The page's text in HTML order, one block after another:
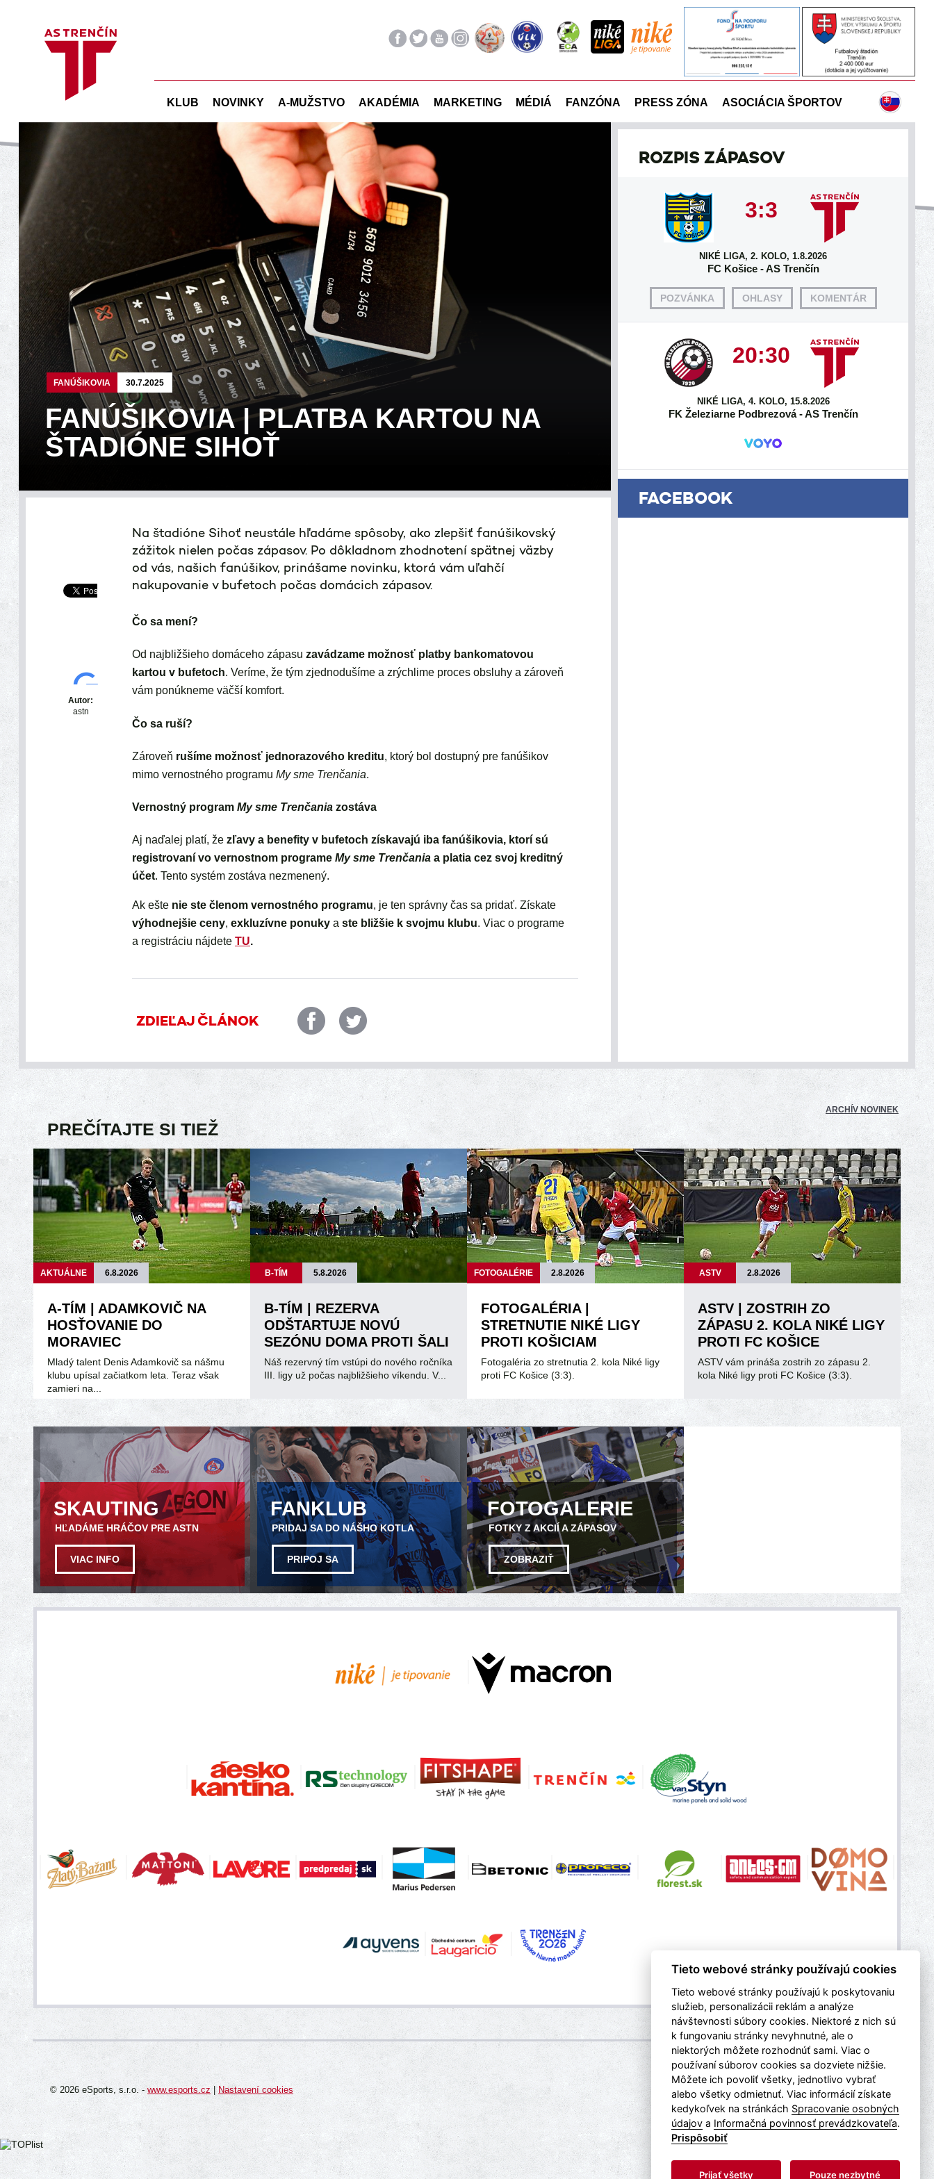
KLUB NOVINKY A-MUŽSTVO AKADÉMIA MARKETING MÉDIÁ FANZÓNA PRESS ZÓNA ASOCIÁCIA ŠPORTOV
FANÚŠIKOVIA 30.7.2025
FANÚŠIKOVIA | PLATBA KARTOU NA
ŠTADIÓNE SIHOŤ
Na štadióne Sihoť neustále hľadáme spôsoby, ako zlepšiť fanúšikovský
zážitok nielen počas zápasov. Po dôkladnom zhodnotení spätnej väzby
od vás, našich fanúšikov, prinášame novinku, ktorá vám uľahčí
nakupovanie v bufetoch počas domácich zápasov.
Čo sa mení?
Od najbližšieho domáceho zápasu zavádzame možnosť platby bankomatovou
kartou v bufetoch. Veríme, že tým zjednodušíme a zrýchlime proces obsluhy a zároveň
vám ponúkneme väčší komfort.
Čo sa ruší?
Zároveň rušíme možnosť jednorazového kreditu, ktorý bol dostupný pre fanúšikov
mimo vernostného programu My sme Trenčania.
Vernostný program My sme Trenčania zostáva
Aj naďalej platí, že zľavy a benefity v bufetoch získavajú iba fanúšikovia, ktorí sú
registrovaní vo vernostnom programe My sme Trenčania a platia cez svoj kreditný
účet. Tento systém zostáva nezmenený.
Ak ešte nie ste členom vernostného programu, je ten správny čas sa pridať. Získate
výhodnejšie ceny, exkluzívne ponuky a ste bližšie k svojmu klubu. Viac o programe
a registráciu nájdete TU.
ZDIEĽAJ ČLÁNOK
Autor:
astn
ROZPIS ZÁPASOV
3:3
NIKÉ LIGA, 2. KOLO, 1.8.2026
FC Košice - AS Trenčín
POZVÁNKA OHLASY KOMENTÁR
20:30
NIKÉ LIGA, 4. KOLO, 15.8.2026
FK Železiarne Podbrezová - AS Trenčín
FACEBOOK
PREČÍTAJTE SI TIEŽ
ARCHÍV NOVINEK
AKTUÁLNE 6.8.2026
A-TÍM | ADAMKOVIČ NA
HOSŤOVANIE DO
MORAVIEC
Mladý talent Denis Adamkovič sa nášmu
klubu upísal začiatkom leta. Teraz však
zamieri na...
B-TÍM 5.8.2026
B-TÍM | REZERVA
ODŠTARTUJE NOVÚ
SEZÓNU DOMA PROTI ŠALI
Náš rezervný tím vstúpi do nového ročníka
III. ligy už počas najbližšieho víkendu. V...
FOTOGALÉRIE 2.8.2026
FOTOGALÉRIA |
STRETNUTIE NIKÉ LIGY
PROTI KOŠICIAM
Fotogaléria zo stretnutia 2. kola Niké ligy
proti FC Košice (3:3).
ASTV 2.8.2026
ASTV | ZOSTRIH ZO
ZÁPASU 2. KOLA NIKÉ LIGY
PROTI FC KOŠICE
ASTV vám prináša zostrih zo zápasu 2.
kola Niké ligy proti FC Košice (3:3).
SKAUTING
HĽADÁME HRÁČOV PRE ASTN
VIAC INFO
FANKLUB
PRIDAJ SA DO NÁŠHO KOTLA
PRIPOJ SA
FOTOGALERIE
FOTKY Z AKCIÍ A ZÁPASOV
ZOBRAZIŤ
© 2026 eSports, s.r.o. - www.esports.cz Nastavení cookies webdesign tellinger.cz
Tieto webové stránky používajú cookies
Tieto webové stránky používajú k poskytovaniu
služieb, personalizácii reklám a analýze
návštevnosti súbory cookies. Niektoré z nich sú
k fungovaniu stránky nevyhnutné, ale o
niektorých môžete rozhodnúť sami. Viac o
používaní súborov cookies sa dozviete nižšie.
Môžete ich povoliť všetky, jednotlivo vybrať
alebo všetky odmietnuť. Viac informácií získate
kedykoľvek na stránkách Spracovanie osobných
údajova Informačná povinnosť prevádzkovateľa.
Prispôsobiť
Prijať všetky Pouze nezbytné